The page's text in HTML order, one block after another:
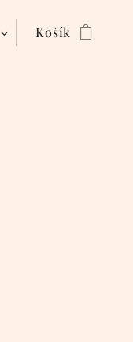
Košík